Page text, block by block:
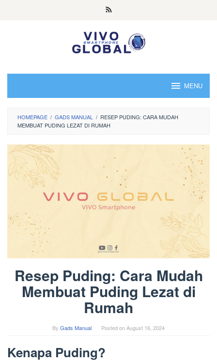
MENU
HOMEPAGE / GADS MANUAL / RESEP PUDING: CARA MUDAH
MEMBUAT PUDING LEZAT DI RUMAH
Resep Puding: Cara Mudah
Membuat Puding Lezat di
Rumah
By Gads Manual Posted onAugust 16, 2024
Kenapa Puding?